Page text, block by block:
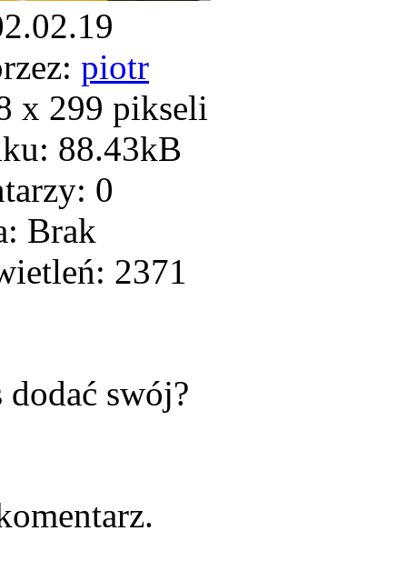
piotr
x 299 pikseli
88.43kB
0
Brak
2371
swój?